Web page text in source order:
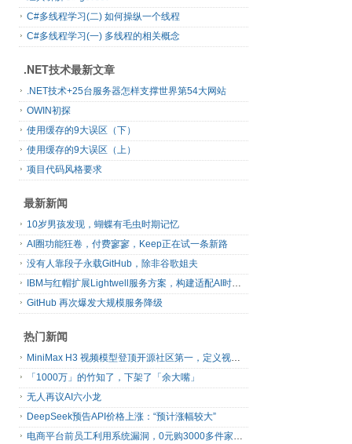
C#多线程学习(二) 如何操纵一个线程
C#多线程学习(一) 多线程的相关概念
.NET技术最新文章
.NET技术+25台服务器怎样支撑世界第54大网站
OWIN初探
使用缓存的9大误区（下）
使用缓存的9大误区（上）
项目代码风格要求
最新新闻
10岁男孩发现，蝴蝶有毛虫时期记忆
AI圈功能狂卷，付费寥寥，Keep正在试一条新路
没有人靠段子永载GitHub，除非谷歌姐夫
IBM与红帽扩展Lightwell服务方案，构建适配AI时代开源生态的可信基础设施
GitHub 再次爆发大规模服务降级
热门新闻
MiniMax H3 视频模型登顶开源社区第一，定义视频模型领域“斩杀线”
「1000万」的竹知了，下架了「余大嘴」
无人再议AI六小龙
DeepSeek预告API价格上涨：“预计涨幅较大”
电商平台前员工利用系统漏洞，0元购3000多件家电！